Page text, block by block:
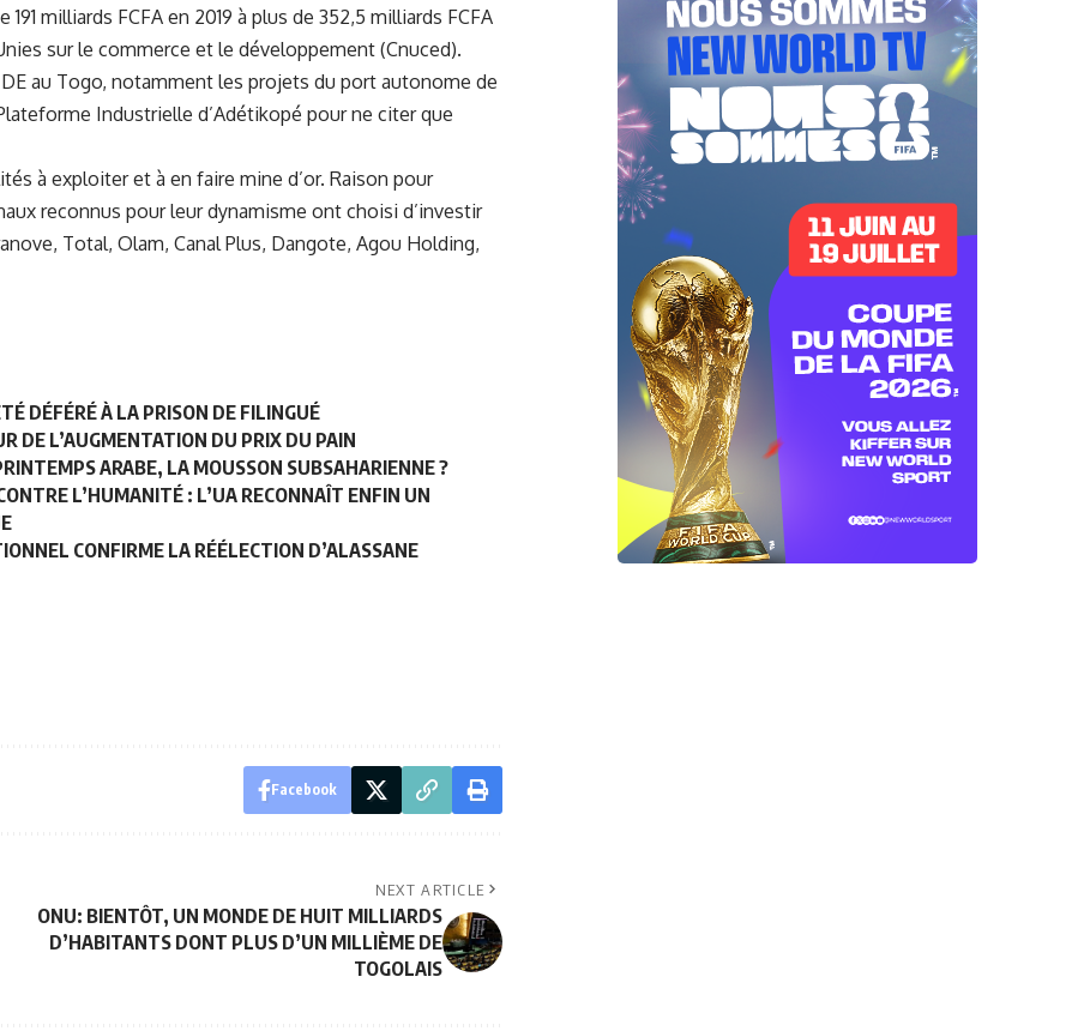
milliards FCFA en 2019 à plus de 352,5 milliards FCFA
sur le commerce et le développement (Cnuced).
au Togo, notamment les projets du port autonome de
Industrielle d’Adétikopé pour ne citer que
à exploiter et à en faire mine d’or. Raison pour
reconnus pour leur dynamisme ont choisi d’investir
Total, Olam, Canal Plus, Dangote, Agou Holding,
DÉFÉRÉ À LA PRISON DE FILINGUÉ
DE L’AUGMENTATION DU PRIX DU PAIN
ARABE, LA MOUSSON SUBSAHARIENNE ?
L’HUMANITÉ : L’UA RECONNAÎT ENFIN UN
CONFIRME LA RÉÉLECTION D’ALASSANE
Facebook
NEXT ARTICLE
ONU: BIENTÔT, UN MONDE DE HUIT MILLIARDS
D’HABITANTS DONT PLUS D’UN MILLIÈME DE
TOGOLAIS